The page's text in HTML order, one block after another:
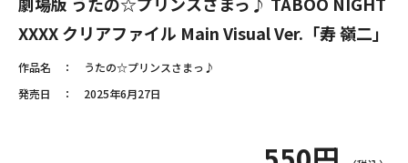
XXXX クリアファイル Main Visual Ver.「寿 嶺二」
作品名
うたの☆プリンスさまっ♪
発売日
2025年6月27日